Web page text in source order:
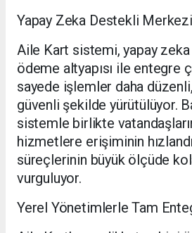
Yapay Zeka Destekli
Aile Kart sistemi, yapay
ödeme altyapısı ile entegre
sayede işlemler daha
güvenli şekilde yürütülüyor.
sistemle birlikte
hizmetlere erişiminin
süreçlerinin büyük ölçüde
vurguluyor.
Yerel Yönetimlerle Tam